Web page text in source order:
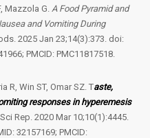
Mazzola G.A Food Pyramid and
and Vomiting During
2025 Jan 23;14(3):373. doi:
PMCID: PMC11817518.
R, Win ST, Omar SZ. Taste,
responses in hyperemesis
Rep. 2020 Mar 10;10(1):4445.
32157169; PMCID: